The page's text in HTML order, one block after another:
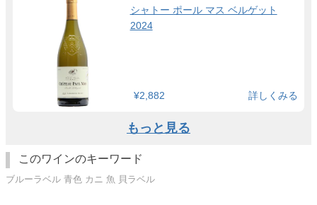
シャトー ポール マス ベルゲット
2024
¥2,882 詳しくみる
もっと見る
このワインのキーワード
ブルーラベル 青色 カニ 魚 貝ラベル